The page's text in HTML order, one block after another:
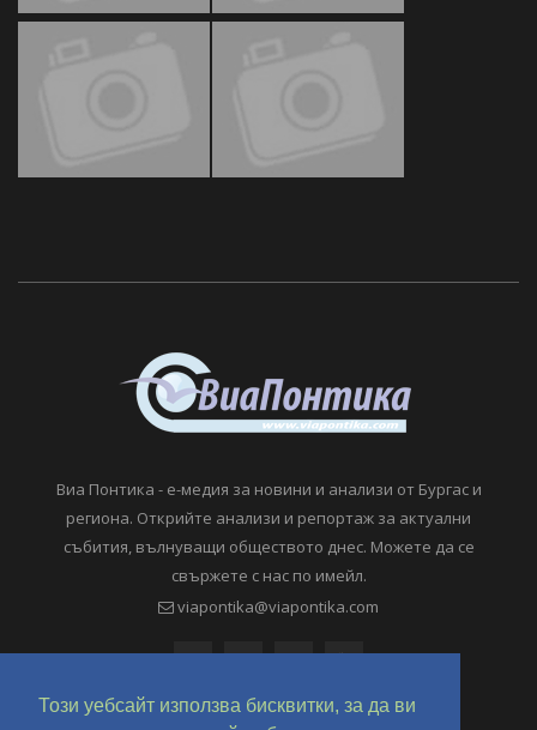
Този уебсайт използва бисквитки, за да ви
Виа Понтика - е-медия за новини и анализи от Бургас и
региона. Открийте анализи и репортаж за актуални
събития, вълнуващи обществото днес. Можете да се
свържете с нас по имейл.
viapontika@viapontika.com